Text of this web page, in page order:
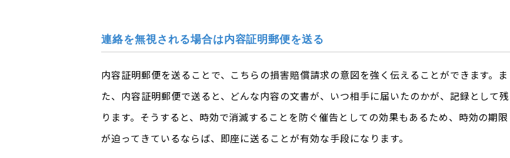
連絡を無視される場合は内容証明郵便を送る
内容証明郵便を送ることで、こちらの損害賠償請求の意図を強く伝えることができます。ま
た、内容証明郵便で送ると、どんな内容の文書が、いつ相手に届いたのかが、記録として残
ります。そうすると、時効で消滅することを防ぐ催告としての効果もあるため、時効の期限
が迫ってきているならば、即座に送ることが有効な手段になります。